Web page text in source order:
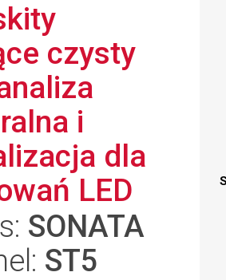
czysty
i
dla
LED
SONATA
ST5